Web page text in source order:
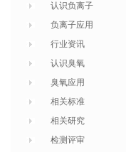
认识负离子
负离子应用
行业资讯
认识臭氧
臭氧应用
相关标准
相关研究
检测评审